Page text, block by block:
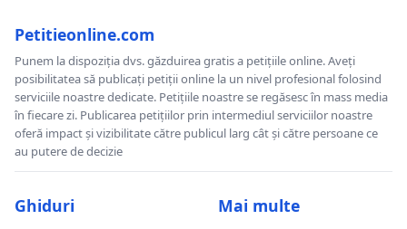
Petitieonline.com
Punem la dispoziția dvs. găzduirea gratis a petițiile online. Aveți
posibilitatea să publicați petiții online la un nivel profesional folosind
serviciile noastre dedicate. Petițiile noastre se regăsesc în mass media
în fiecare zi. Publicarea petițiilor prin intermediul serviciilor noastre
oferă impact și vizibilitate către publicul larg cât și către persoane ce
au putere de decizie
Ghiduri Mai multe